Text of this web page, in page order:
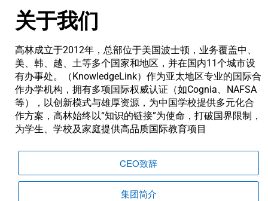
关于我们
高林成立于2012年，总部位于美国波士顿，业务覆盖中、
美、韩、越、土等多个国家和地区，并在国内11个城市设
有办事处。（KnowledgeLink）作为亚太地区专业的国际合
作办学机构，拥有多项国际权威认证（如Cognia、NAFSA
等），以创新模式与雄厚资源，为中国学校提供多元化合
作方案，高林始终以“知识的链接”为使命，打破国界限制，
为学生、学校及家庭提供高品质国际教育项目
CEO致辞
集团简介